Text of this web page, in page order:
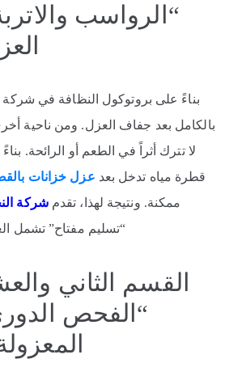
“الرواسب
بناءً على بروتوكول النظافة في شركة
بالكامل بعد جفاف العزل. ومن ناحية
لا تترك أثراً في الطعم أو الرائحة.
قطرة مياه تدخل بعد عزل خزانات
ممكنة. ونتيجة لهذا، تقدمشركة النجم
“تسليم مفتاح” تشمل
القسم الثاني
“الفحص